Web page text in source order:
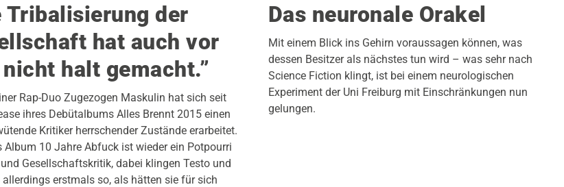
Tribalisierung der
hat auch vor
nicht halt gemacht.”
Rap-Duo Zugezogen Maskulin hat sich seit
ihres Debütalbums Alles Brennt 2015 einen
Kritiker herrschender Zustände erarbeitet.
Album 10 Jahre Abfuck ist wieder ein Potpourri
Gesellschaftskritik, dabei klingen Testo und
allerdings erstmals so, als hätten sie für sich
Das neuronale Orakel
Mit einem Blick ins Gehirn voraussagen können, was
dessen Besitzer als nächstes tun wird – was sehr nach
Science Fiction klingt, ist bei einem neurologischen
Experiment der Uni Freiburg mit Einschränkungen nun
gelungen.